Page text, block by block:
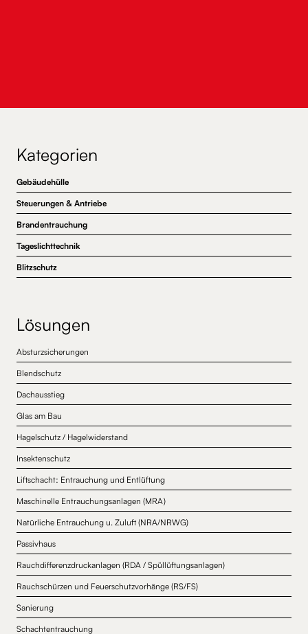
Kategorien
Gebäudehülle
Steuerungen & Antriebe
Brandentrauchung
Tageslichttechnik
Blitzschutz
Lösungen
Absturzsicherungen
Blendschutz
Dachausstieg
Glas am Bau
Hagelschutz / Hagelwiderstand
Insektenschutz
Liftschacht: Entrauchung und Entlüftung
Maschinelle Entrauchungsanlagen (MRA)
Natürliche Entrauchung u. Zuluft (NRA/NRWG)
Passivhaus
Rauchdifferenzdruckanlagen (RDA / Spüllüftungsanlagen)
Rauchschürzen und Feuerschutzvorhänge (RS/FS)
Sanierung
Schachtentrauchung